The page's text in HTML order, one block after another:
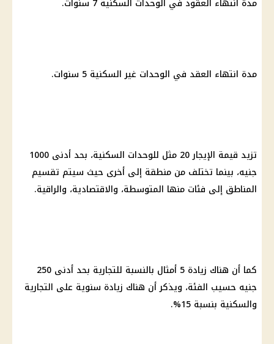
مدة انتهاء العقد في الوحدات غير السكنية 5 سنوات.
تزيد قيمة الإيجار 20 مثل للوحدات السكنية، بحد أدنى 1000
جنيه، بينما تختلف من منطقة إلى أخرى حيث سيتم تقسيم
المناطق إلى فئات منها المتوسطة، والاقتصادية، والراقية.
كما أن هناك زيادة 5 أمثال بالنسبة للتجارية بحد أدنى 250
جنيه حسيب الفئة، ويذكر أن هناك زيادة سنوية على التجارية
والسكنية بنسبة 15%.